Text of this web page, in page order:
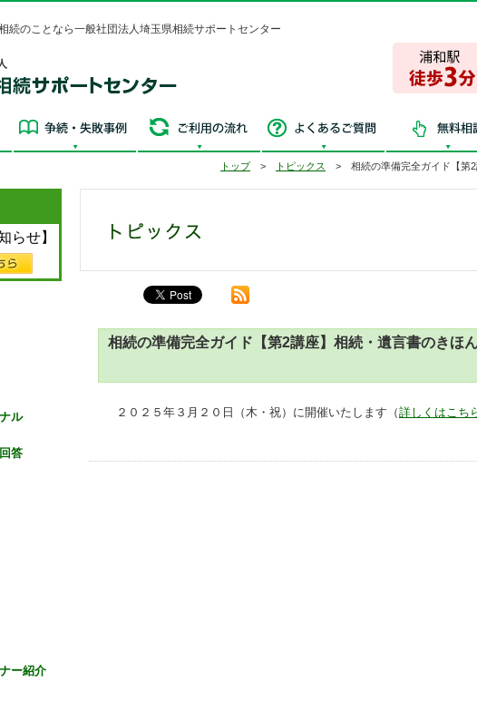
のことなら一般社団法人埼玉県相続サポートセンター
HOME 争続・失敗事例 ご利用の流れ よくあるご質問
トップ> トピックス > 相続の準備完全ガイド【第
相続の準備完全ガイド【第2講座】相続・遺言書のき
２０２５年３月２０日（木・祝）に開催いたします（詳しくはこち
らせ】
ル
答
ー紹介